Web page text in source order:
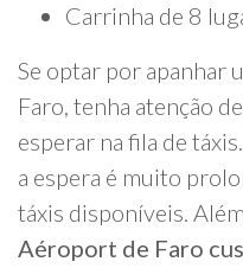
Carrinha de 8
Se optar por apanhar
Faro, tenha atenção
esperar na fila de
a espera é muito
táxis disponíveis.
Aéroport de Faro